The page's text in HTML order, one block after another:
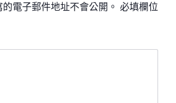
電子郵件地址不會公開。 必填欄位